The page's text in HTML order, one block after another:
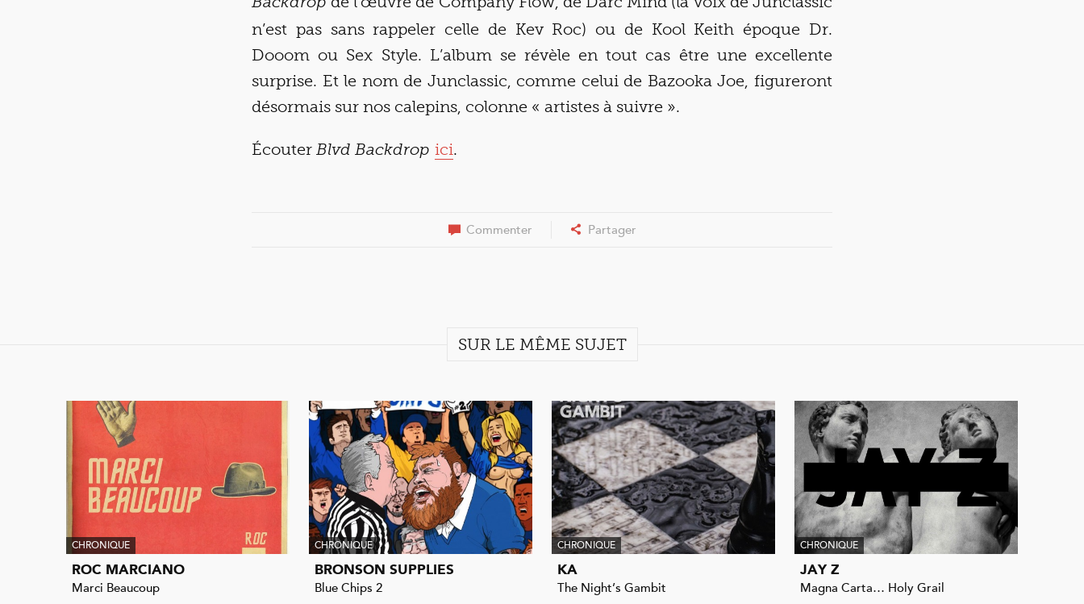
Backdrop
n’est pas sans rappeler celle de Kev Roc) ou de Kool Keith époque Dr.
Dooom ou Sex Style. L’album se révèle en tout cas être une excellente
surprise. Et le nom de Junclassic, comme celui de Bazooka Joe, figureront
désormais sur nos calepins, colonne « artistes à suivre ».
Écouter Blvd Backdrop ici.
Commenter Partager
SUR LE MÊME SUJET
CHRONIQUE
ROC MARCIANO
Marci Beaucoup
CHRONIQUE
BRONSON SUPPLIES
Blue Chips 2
CHRONIQUE
KA
The Night’s Gambit
CHRONIQUE
JAY Z
Magna Carta… Holy Grail